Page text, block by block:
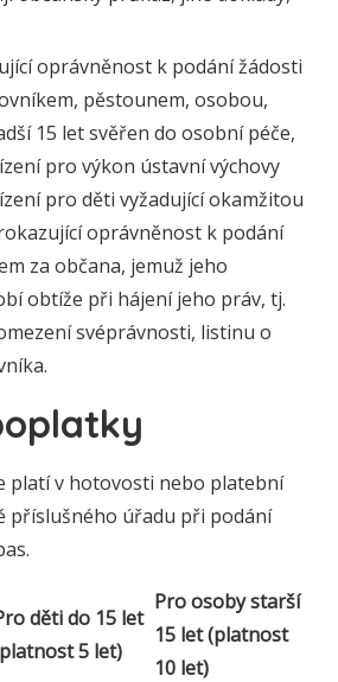
oprávněnost k podání žádosti
pěstounem, osobou,
15 let svěřen do osobní péče,
pro výkon ústavní výchovy
pro děti vyžadující okamžitou
oprávněnost k podání
za občana, jemuž jeho
obtíže při hájení jeho práv, tj.
svéprávnosti, listinu o
platí v hotovosti nebo platební
příslušného úřadu při podání
děti do 15 let
5 let)
Pro osoby starší
15 let (platnost
10 let)